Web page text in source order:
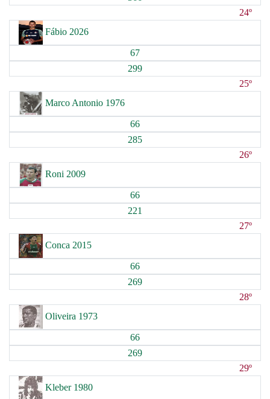
24º
Fábio 2026
67
299
25º
Marco Antonio 1976
66
285
26º
Roni 2009
66
221
27º
Conca 2015
66
269
28º
Oliveira 1973
66
269
29º
Kleber 1980